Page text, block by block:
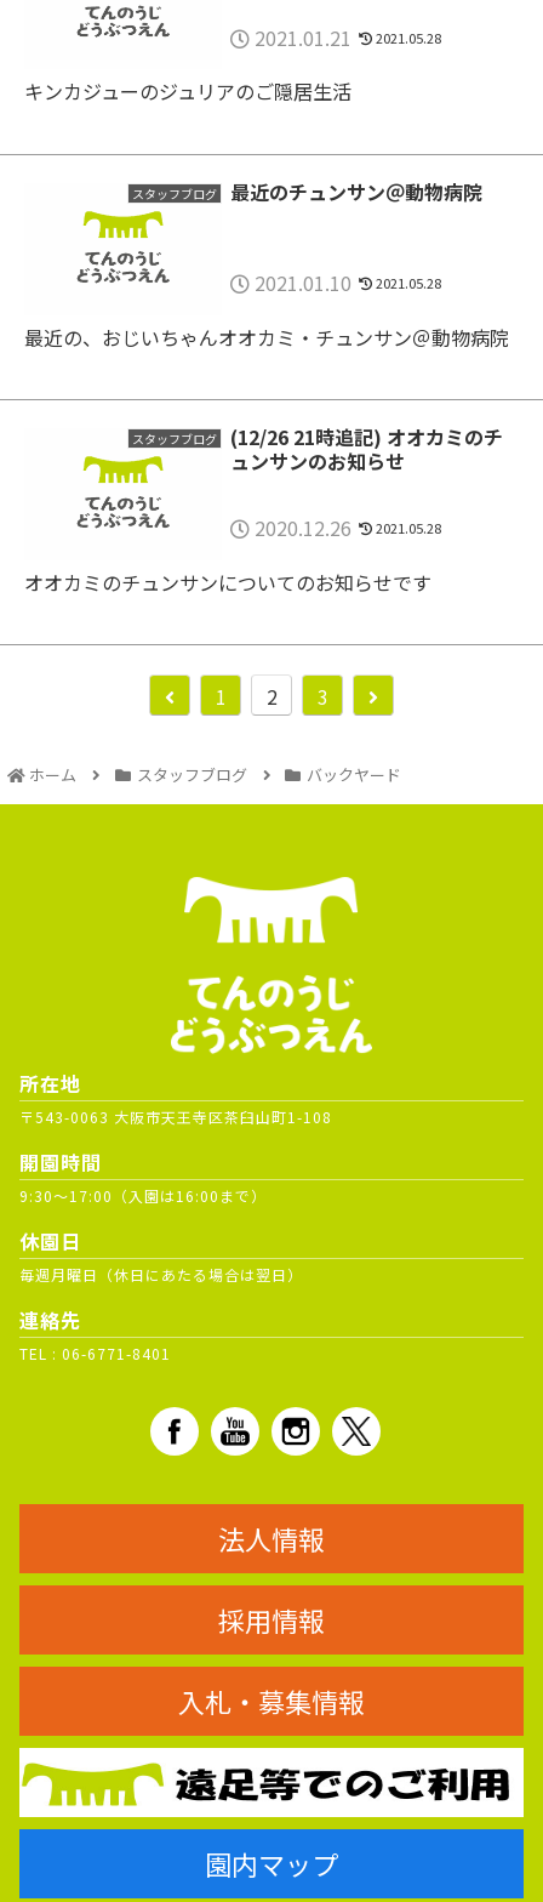
2021.01.21 2021.05.28
キンカジューのジュリアのご隠居生活
スタッフブログ 最近のチュンサン＠動物病院
2021.01.10 2021.05.28
最近の、おじいちゃんオオカミ・チュンサン＠動物病院
スタッフブログ
(12/26 21時追記) オオカミのチ
ュンサンのお知らせ
2020.12.26 2021.05.28
オオカミのチュンサンについてのお知らせです
1 2 3
ホーム スタッフブログ バックヤード
所在地
〒543-0063 大阪市天王寺区茶臼山町1-108
開園時間
9:30～17:00（入園は16:00まで）
休園日
毎週月曜日（休日にあたる場合は翌日）
連絡先
TEL : 06-6771-8401
法人情報
採用情報
入札・募集情報
園内マップ